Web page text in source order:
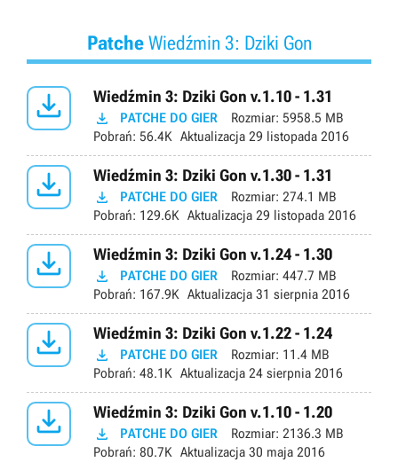
PatcheWiedźmin 3: Dziki Gon
 Wiedźmin 3: Dziki Gon v.1.10 - 1.31
 PATCHE DO GIER Rozmiar: 5958.5 MB
Pobrań: 56.4K Aktualizacja 29 listopada 2016
 Wiedźmin 3: Dziki Gon v.1.30 - 1.31
 PATCHE DO GIER Rozmiar: 274.1 MB
Pobrań: 129.6K Aktualizacja 29 listopada 2016
 Wiedźmin 3: Dziki Gon v.1.24 - 1.30
 PATCHE DO GIER Rozmiar: 447.7 MB
Pobrań: 167.9K Aktualizacja 31 sierpnia 2016
 Wiedźmin 3: Dziki Gon v.1.22 - 1.24
 PATCHE DO GIER Rozmiar: 11.4 MB
Pobrań: 48.1K Aktualizacja 24 sierpnia 2016
 Wiedźmin 3: Dziki Gon v.1.10 - 1.20
 PATCHE DO GIER Rozmiar: 2136.3 MB
Pobrań: 80.7K Aktualizacja 30 maja 2016